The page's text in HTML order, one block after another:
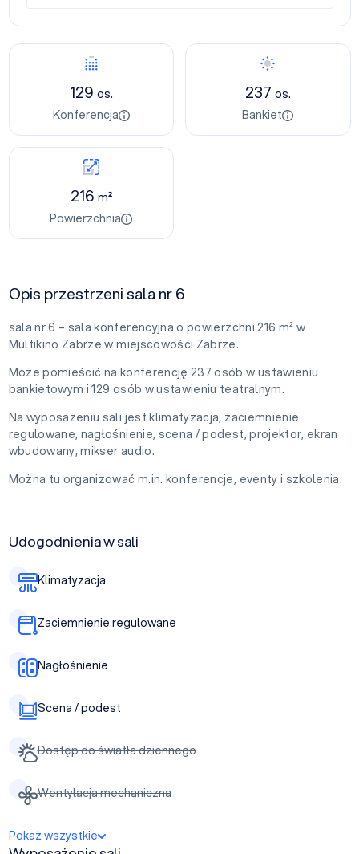
129 os.
Konferencja
237 os.
Bankiet
216 m²
Powierzchnia
Opis przestrzeni sala nr 6
sala nr 6 – sala konferencyjna o powierzchni 216 m² w
Multikino Zabrze w miejscowości Zabrze.
Może pomieścić na konferencję 237 osób w ustawieniu
bankietowym i 129 osób w ustawieniu teatralnym.
Na wyposażeniu sali jest klimatyzacja, zaciemnienie
regulowane, nagłośnienie, scena / podest, projektor, ekran
wbudowany, mikser audio.
Można tu organizować m.in. konferencje, eventy i szkolenia.
Udogodnienia w sali
Klimatyzacja
Zaciemnienie regulowane
Nagłośnienie
Scena / podest
Dostęp do światła dziennego
Wentylacja mechaniczna
Pokaż wszystkie